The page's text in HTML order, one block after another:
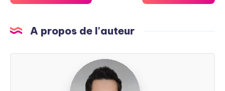
A propos de l'auteur
Steven
Soarez